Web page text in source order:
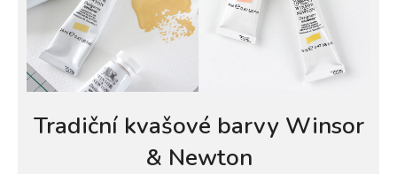
Tradiční kvašové barvy Winsor
& Newton